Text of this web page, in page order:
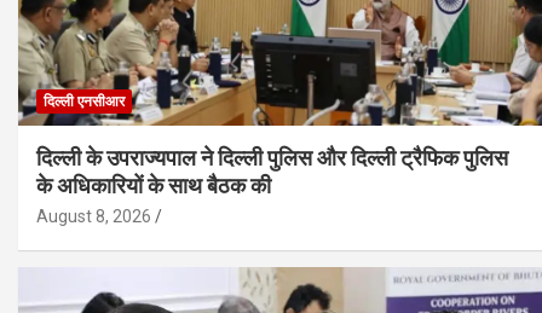
दिल्ली एनसीआर
दिल्ली के उपराज्यपाल ने दिल्ली पुलिस और दिल्ली ट्रैफिक पुलिस
के अधिकारियों के साथ बैठक की
August 8, 2026